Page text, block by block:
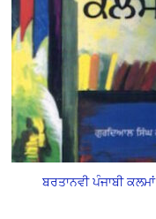
ਬਰਤਾਨਵੀ ਪੰਜਾਬੀ ਕਲਮਾਂ